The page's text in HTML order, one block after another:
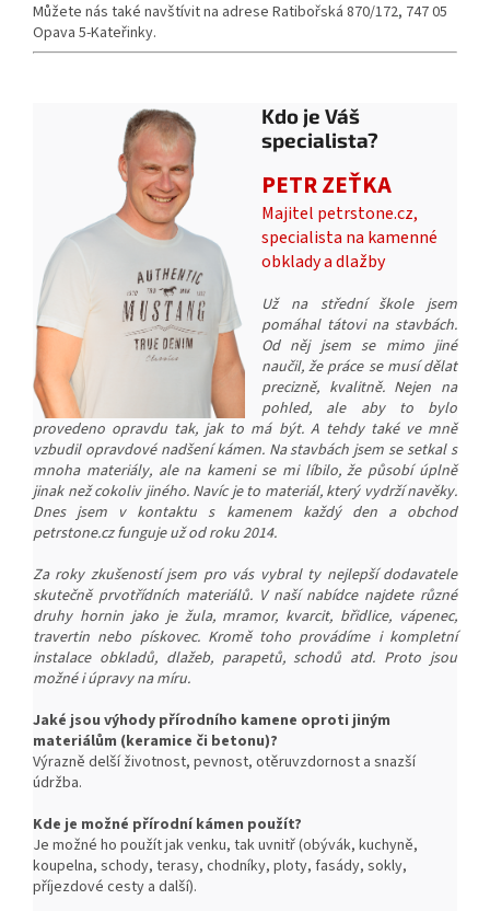
Můžete nás také navštívit na adrese Ratibořská 870/172, 747 05
Opava 5-Kateřinky.
Kdo je Váš
specialista?
PETR ZEŤKA
Majitel petrstone.cz,
specialista na kamenné
obklady a dlažby
Už na střední škole jsem
pomáhal tátovi na stavbách.
Od něj jsem se mimo jiné
naučil, že práce se musí dělat
precizně, kvalitně. Nejen na
pohled, ale aby to bylo
provedeno opravdu tak, jak to má být. A tehdy také ve mně
vzbudil opravdové nadšení kámen. Na stavbách jsem se setkal s
mnoha materiály, ale na kameni se mi líbilo, že působí úplně
jinak než cokoliv jiného. Navíc je to materiál, který vydrží navěky.
Dnes jsem v kontaktu s kamenem každý den a obchod
petrstone.cz funguje už od roku 2014.
Za roky zkušeností jsem pro vás vybral ty nejlepší dodavatele
skutečně prvotřídních materiálů. V naší nabídce najdete různé
druhy hornin jako je žula, mramor, kvarcit, břidlice, vápenec,
travertin nebo pískovec. Kromě toho provádíme i kompletní
instalace obkladů, dlažeb, parapetů, schodů atd. Proto jsou
možné i úpravy na míru.
Jaké jsou výhody přírodního kamene oproti jiným
materiálům (keramice či betonu)?
Výrazně delší životnost, pevnost, otěruvzdornost a snazší
údržba.
Kde je možné přírodní kámen použít?
Je možné ho použít jak venku, tak uvnitř (obývák, kuchyně,
koupelna, schody, terasy, chodníky, ploty, fasády, sokly,
příjezdové cesty a další).